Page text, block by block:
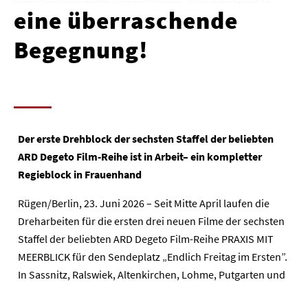
eine überraschende
Begegnung!
Der erste Drehblock der sechsten Staffel der beliebten
ARD Degeto Film-Reihe ist in Arbeit– ein kompletter
Regieblock in Frauenhand
Rügen/Berlin, 23. Juni 2026 – Seit Mitte April laufen die
Dreharbeiten für die ersten drei neuen Filme der sechsten
Staffel der beliebten ARD Degeto Film-Reihe PRAXIS MIT
MEERBLICK für den Sendeplatz „Endlich Freitag im Ersten”.
In Sassnitz, Ralswiek, Altenkirchen, Lohme, Putgarten und